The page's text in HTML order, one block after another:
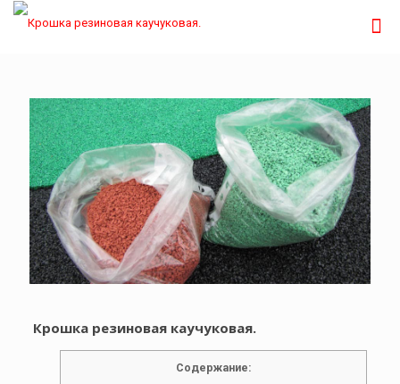
Крошка резиновая каучуковая.
Содержание: